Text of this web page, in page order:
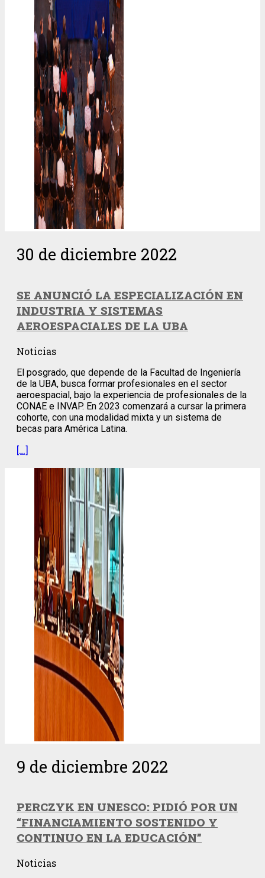
30 de diciembre 2022
SE ANUNCIÓ LA ESPECIALIZACIÓN EN
INDUSTRIA Y SISTEMAS
AEROESPACIALES DE LA UBA
Noticias
El posgrado, que depende de la Facultad de Ingeniería
de la UBA, busca formar profesionales en el sector
aeroespacial, bajo la experiencia de profesionales de la
CONAE e INVAP. En 2023 comenzará a cursar la primera
cohorte, con una modalidad mixta y un sistema de
becas para América Latina.
[…]
9 de diciembre 2022
PERCZYK EN UNESCO: PIDIÓ POR UN
“FINANCIAMIENTO SOSTENIDO Y
CONTINUO EN LA EDUCACIÓN”
Noticias